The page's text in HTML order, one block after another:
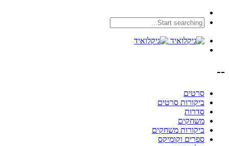
--
סרטים
ביקורות סרטים
סדרות
משחקים
ביקורות משחקים
ספרים וקומיקס